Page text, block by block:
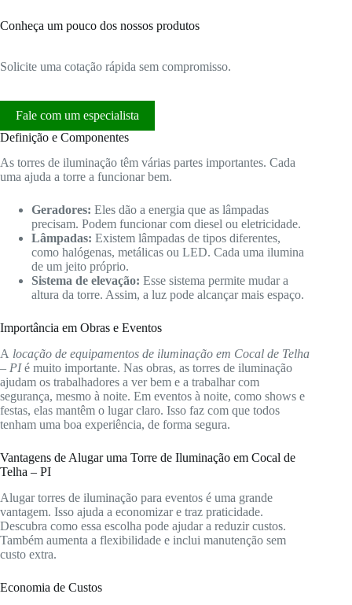
Conheça um pouco dos nossos produtos
Solicite uma cotação rápida sem compromisso.
Fale com um especialista
Definição e Componentes
As torres de iluminação têm várias partes importantes. Cada
uma ajuda a torre a funcionar bem.
Geradores: Eles dão a energia que as lâmpadas
precisam. Podem funcionar com diesel ou eletricidade.
Lâmpadas: Existem lâmpadas de tipos diferentes,
como halógenas, metálicas ou LED. Cada uma ilumina
de um jeito próprio.
Sistema de elevação: Esse sistema permite mudar a
altura da torre. Assim, a luz pode alcançar mais espaço.
Importância em Obras e Eventos
A locação de equipamentos de iluminação em Cocal de Telha
– PIé muito importante. Nas obras, as torres de iluminação
ajudam os trabalhadores a ver bem e a trabalhar com
segurança, mesmo à noite. Em eventos à noite, como shows e
festas, elas mantêm o lugar claro. Isso faz com que todos
tenham uma boa experiência, de forma segura.
Vantagens de Alugar uma Torre de Iluminação em Cocal de
Telha – PI
Alugar torres de iluminação para eventos é uma grande
vantagem. Isso ajuda a economizar e traz praticidade.
Descubra como essa escolha pode ajudar a reduzir custos.
Também aumenta a flexibilidade e inclui manutenção sem
custo extra.
Economia de Custos